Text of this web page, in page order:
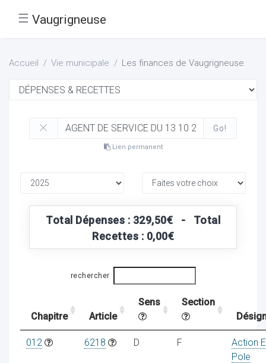
☰ Vaugrigneuse
Accueil Vie municipale Les finances de Vaugrigneuse
Go!
Lien permanent
Total Dépenses : 329,50€ - Total
Recettes : 0,00€
rechercher
Chapitre Article
Sens
Section
012 6218 D F
Action
Pole